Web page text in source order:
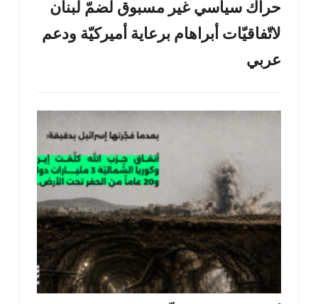
حراك سياسي غير مسبوق لضمّ لبنان
لاتّفاقيّات أبراهام برعاية أميركيّة ودعم
عربي